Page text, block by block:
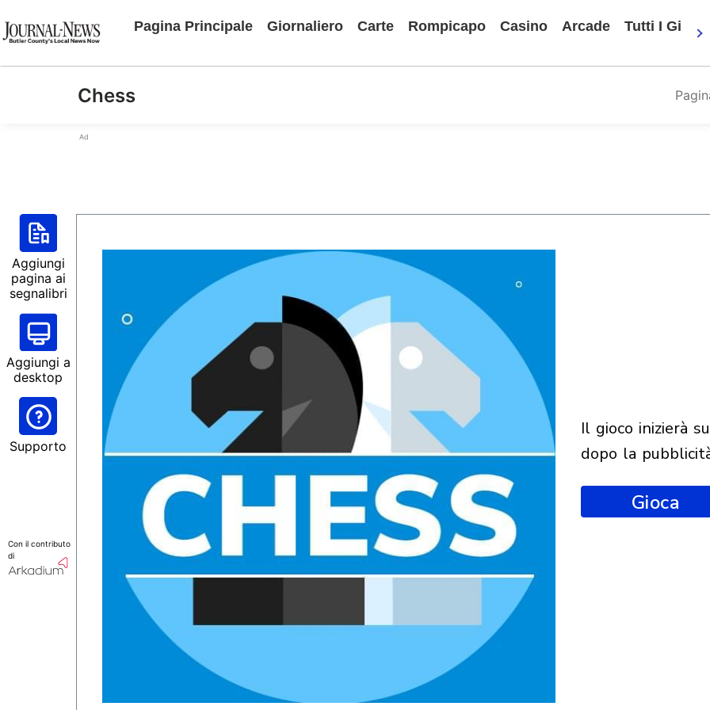
Pagina Principale Giornaliero Carte Rompicapo Casino Arcade Tutti I Giochi
Chess
Ad
Aggiungi
pagina ai
segnalibri
Aggiungi a
desktop
Supporto
Con il contributo
di
il gioco inizierà subito
dopo la
Gioca